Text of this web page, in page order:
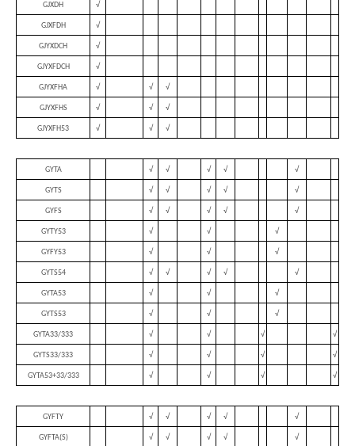
GJXDH √
GJXFDH √
GJYXDCH √
GJYXFDCH √
GJYXFHA √ √ √
GJYXFHS √ √ √
GJYXFH53 √ √ √
GYTA √ √ √ √ √
GYTS √ √ √ √ √
GYFS √ √ √ √ √
GYTY53 √ √ √
GYFY53 √ √ √
GYTS54 √ √ √ √ √
GYTA53 √ √ √
GYTS53 √ √ √
GYTA33/333 √ √ √ √
GYTS33/333 √ √ √ √
GYTA53+33/333 √ √ √ √
GYFTY √ √ √ √ √
GYFTA(S) √ √ √ √ √